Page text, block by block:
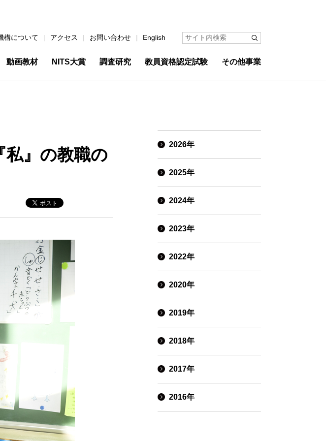
動画教材 NITS大賞 調査研究 教員資格認定試験 その他事業
構について アクセス お問い合わせ English
私』の教職の
2026年
2025年
2024年
2023年
2022年
2020年
2019年
2018年
2017年
2016年